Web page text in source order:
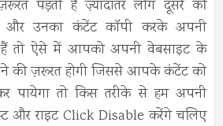
पड़ती है ज़्यादातर लोग दूसरे की
और उनका कंटेंट कॉपी करके अपनी
हैं तो ऐसे में आपको अपनी वेबसाइट के
की ज़रूरत होगी जिससे आपके कंटेंट को
पायेगा तो किस तरीके से हम अपनी
और राइट Click Disable करेंगे चलिए